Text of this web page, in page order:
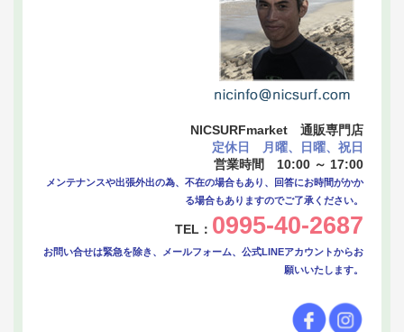
NICSURFmarket 通販専門店
定休日 月曜、日曜、祝日
営業時間 10:00 ～ 17:00
メンテナンスや出張外出の為、不在の場合もあり、回答にお時間がかか
る場合もありますのでご了承ください。
TEL： 0995-40-2687
お問い合せは緊急を除き、メールフォーム、公式LINEアカウントからお
願いいたします。